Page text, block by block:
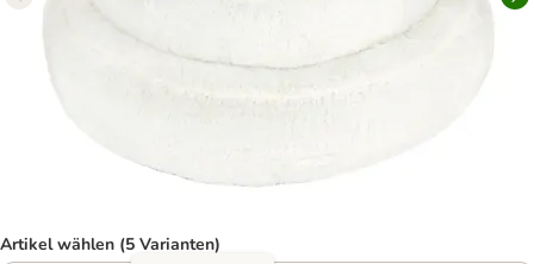
Artikel wählen (5 Varianten)